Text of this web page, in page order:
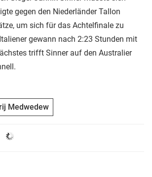
gegen den Niederländer Tallon
um sich für das Achtelfinale zu
gewann nach 2:23 Stunden mit
trifft Sinner auf den Australier
Medwedew